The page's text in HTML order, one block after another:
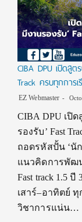
CIBA DPU เปิดสู
Track ครบทุกการ
EZ Webmaster
CIBA DPU เปิ
รองรับ’ Fast
ถอดรหัสปั้น ‘นั
แนวคิดการพัฒ
Fast track 1.5
เสาร์–อาทิตย์ ทุ
วิชาการแน่น…